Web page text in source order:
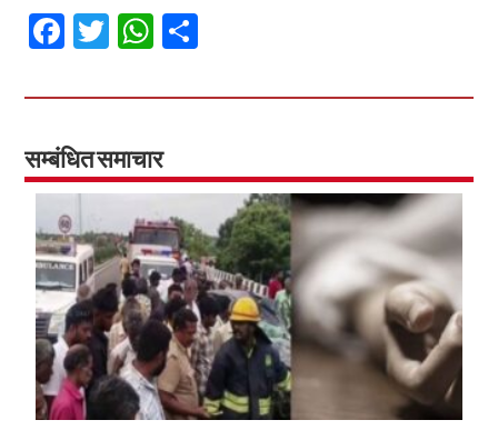
Fa
ce
b
o
o
k
T
wi
tt
er
W
h
at
sA
p
p
ar
सम्बंधित समाचार